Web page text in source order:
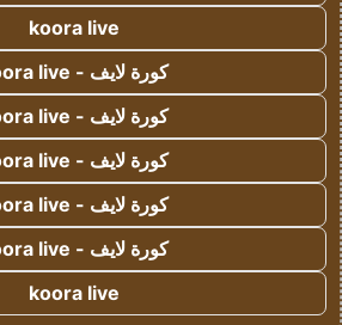
koora live
كورة لايف - koora live
كورة لايف - koora live
كورة لايف - koora live
كورة لايف - koora live
كورة لايف - koora live
koora live